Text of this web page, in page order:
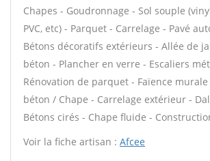
Chapes - Goudronnage - Sol souple
PVC, etc) - Parquet - Carrelage - Pavé
Bétons décoratifs extérieurs - Allée de
béton - Plancher en verre - Escaliers
Rénovation de parquet - Faïence
béton / Chape - Carrelage extérieur -
Bétons cirés - Chape fluide -
Voir la fiche artisan : Afcee